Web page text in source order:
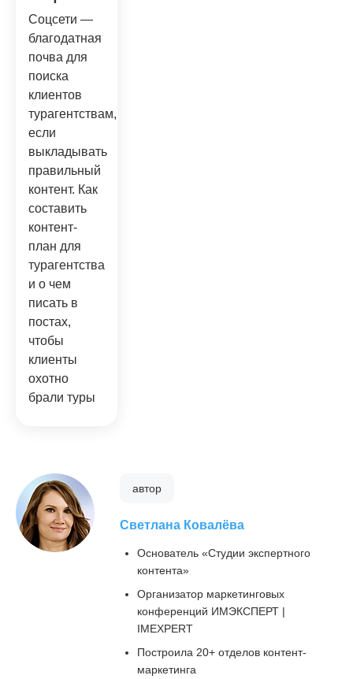
Соцсети —
благодатная
почва для
поиска
клиентов
турагентствам,
если
выкладывать
правильный
контент. Как
составить
контент-
план для
турагентства
и о чем
писать в
постах,
чтобы
клиенты
охотно
брали туры
автор
Светлана Ковалёва
Основатель «Студии экспертного
контента»
Организатор маркетинговых
конференций ИМЭКСПЕРТ |
IMEXPERT
Построила 20+ отделов контент-
маркетинга